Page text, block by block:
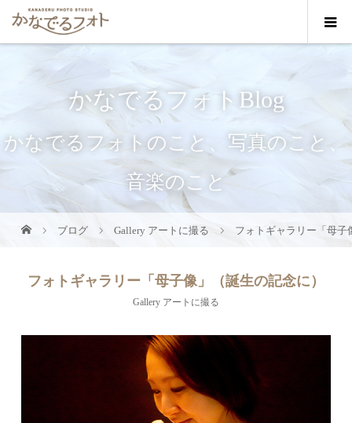
かなでるフォトBlog
かなでるフォトのこと、写真のこと、
音楽のこと
ブログ Gallery アートに撮る フォトギャラリー「母子
フォトギャラリー「母子像」（誕生の記念に）
Gallery アートに撮る